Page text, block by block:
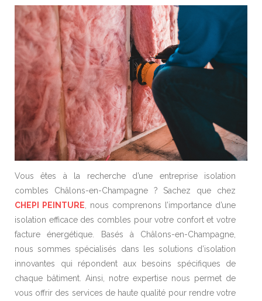
Vous êtes à la recherche d’une entreprise isolation
combles Châlons-en-Champagne ? Sachez que chez
CHEPI PEINTURE , nous comprenons l’importance d’une
isolation efficace des combles pour votre confort et votre
facture énergétique. Basés à Châlons-en-Champagne,
nous sommes spécialisés dans les solutions d’isolation
innovantes qui répondent aux besoins spécifiques de
chaque bâtiment. Ainsi, notre expertise nous permet de
vous offrir des services de haute qualité pour rendre votre